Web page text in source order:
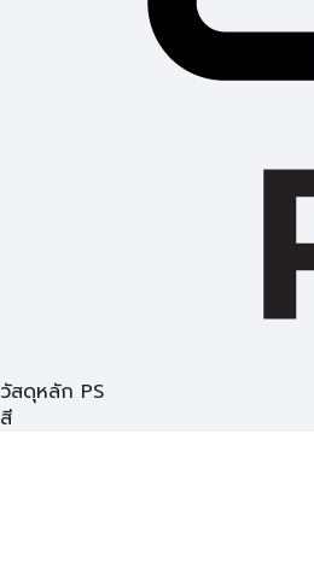
วัสดุหลัก PS
สี